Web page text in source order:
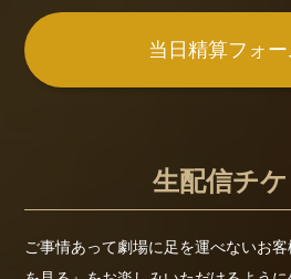
当日精算フォ
生配信チケ
ご事情あって劇場に足を運べないお客